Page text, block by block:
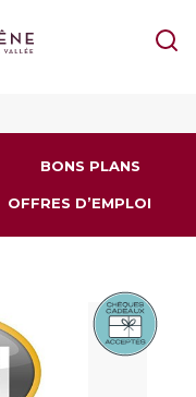
BONS PLANS
OFFRES D’EMPLOI